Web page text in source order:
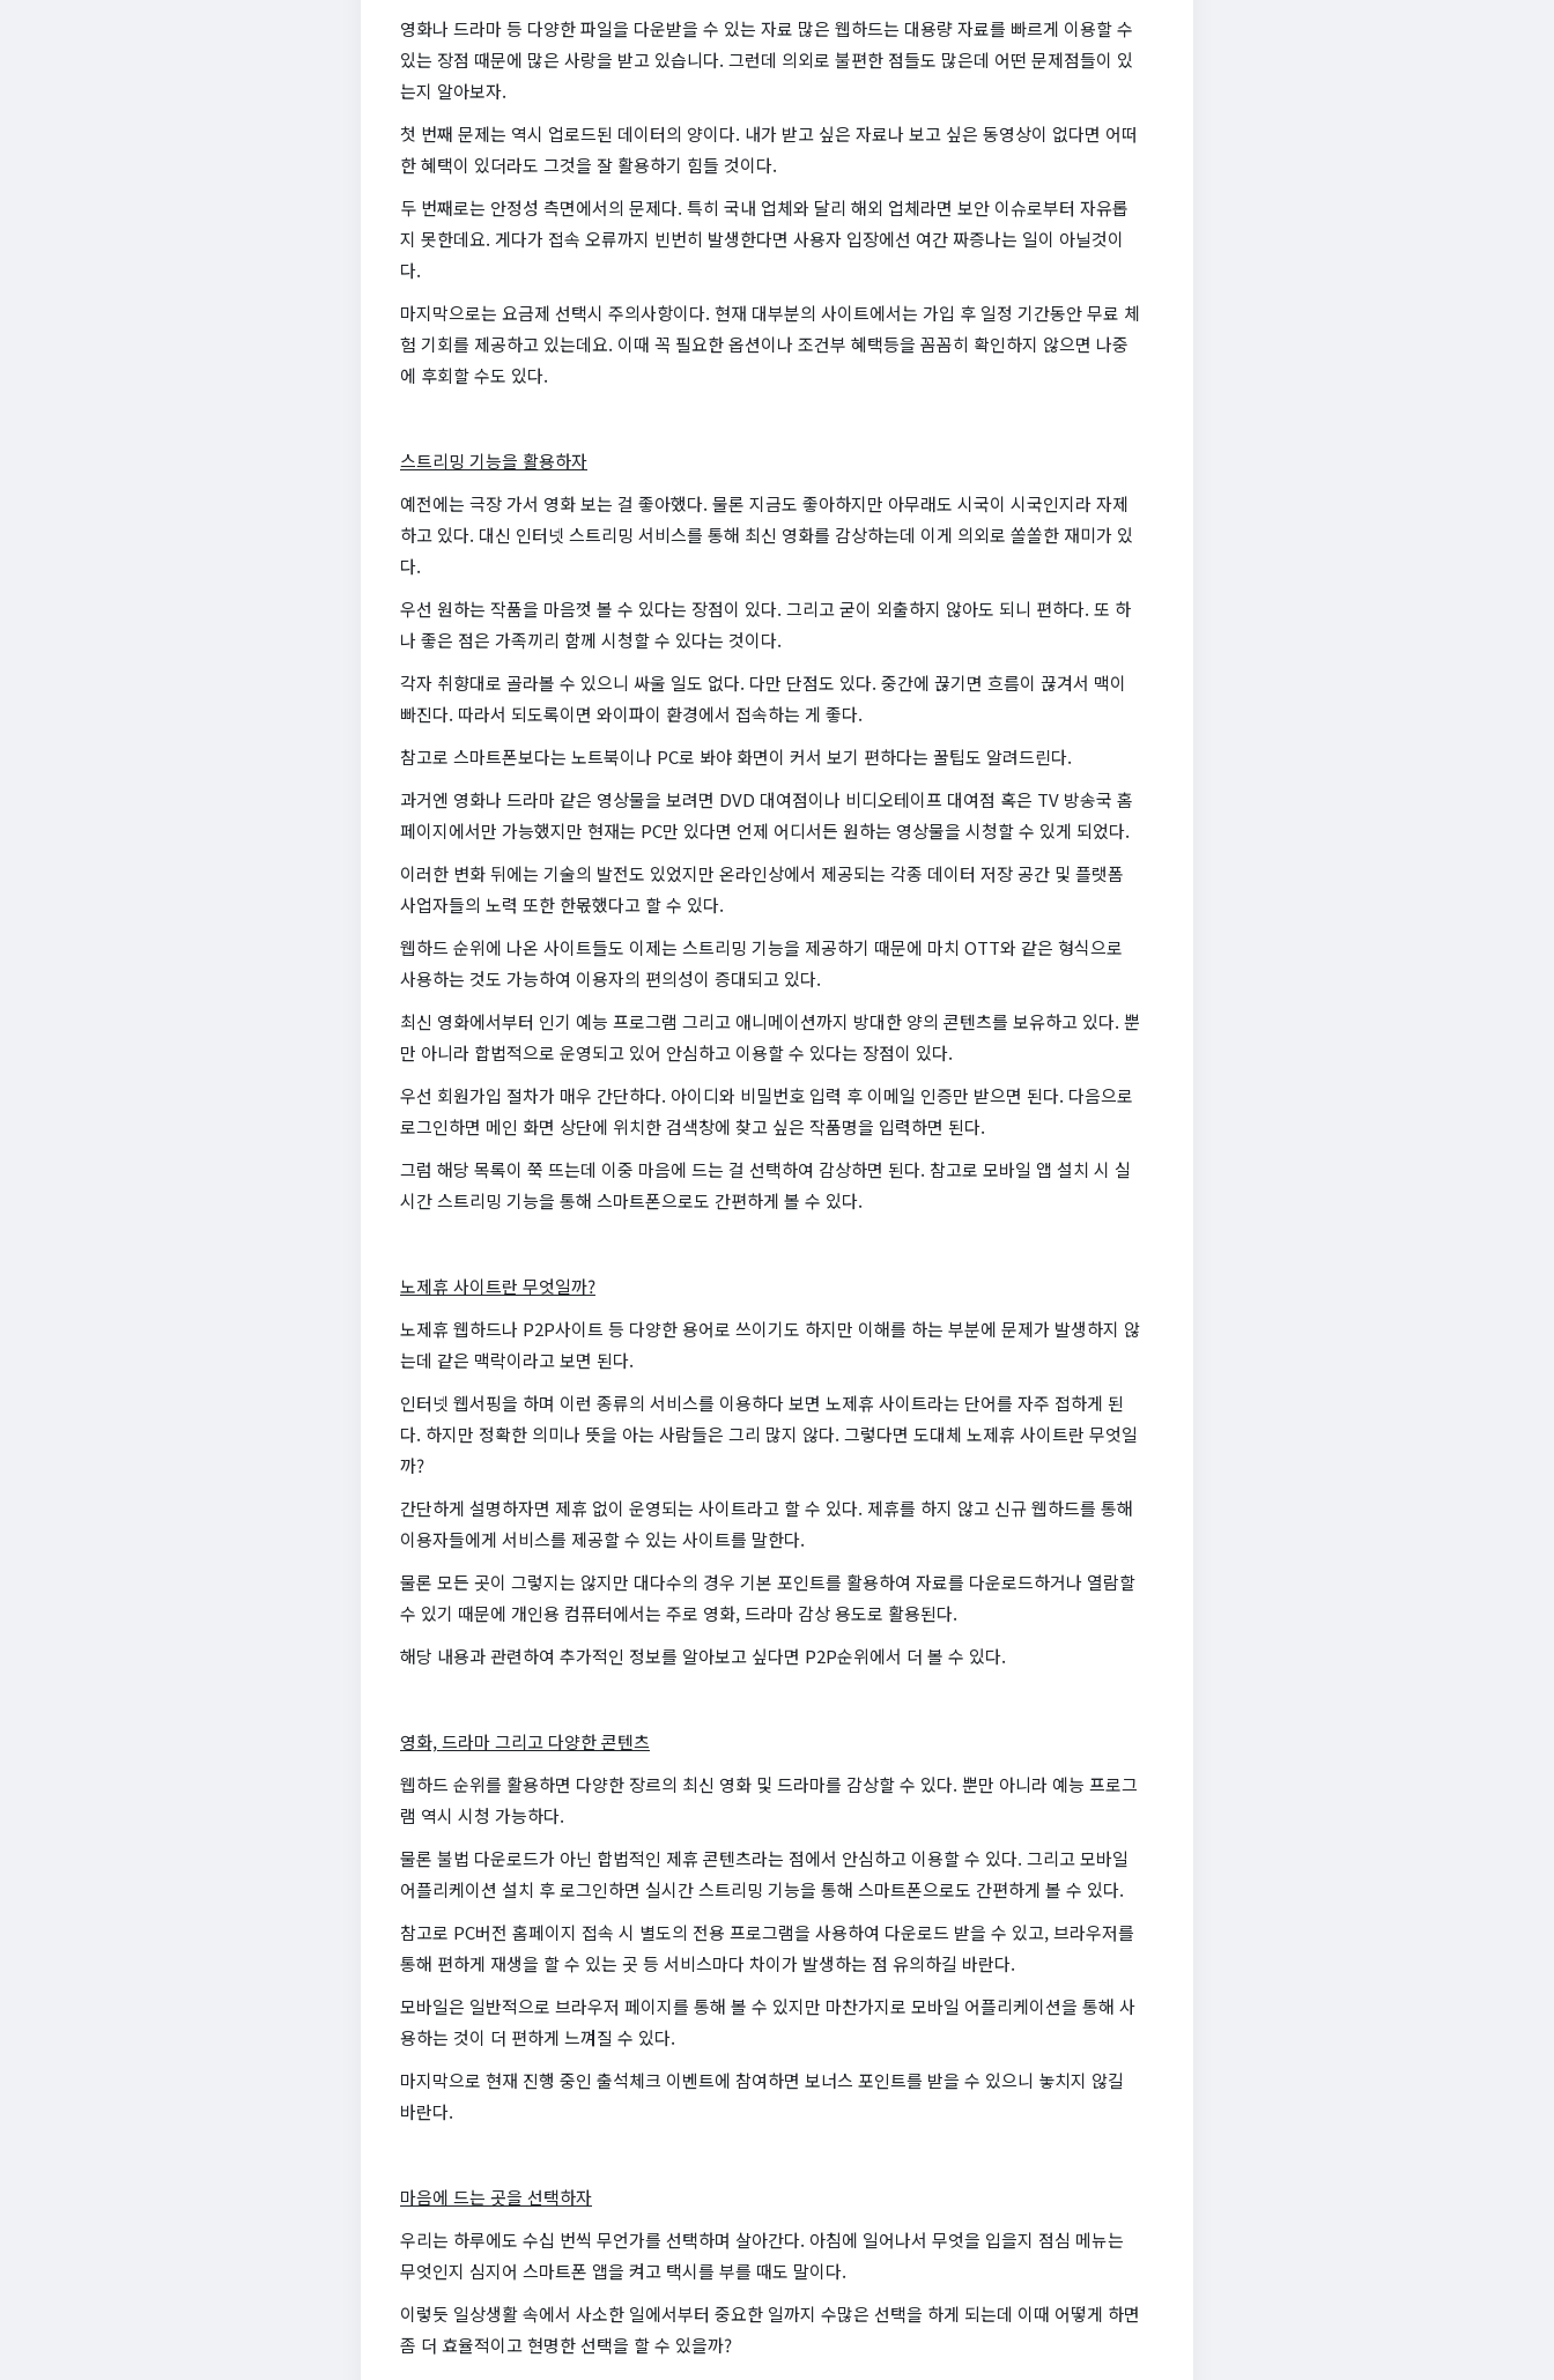
영화나 드라마 등 다양한 파일을 다운받을 수 있는 자료 많은 웹하드는 대용량 자료를 빠르게 이용할 수
있는 장점 때문에 많은 사랑을 받고 있습니다. 그런데 의외로 불편한 점들도 많은데 어떤 문제점들이 있
는지 알아보자.
첫 번째 문제는 역시 업로드된 데이터의 양이다. 내가 받고 싶은 자료나 보고 싶은 동영상이 없다면 어떠
한 혜택이 있더라도 그것을 잘 활용하기 힘들 것이다.
두 번째로는 안정성 측면에서의 문제다. 특히 국내 업체와 달리 해외 업체라면 보안 이슈로부터 자유롭
지 못한데요. 게다가 접속 오류까지 빈번히 발생한다면 사용자 입장에선 여간 짜증나는 일이 아닐것이
다.
마지막으로는 요금제 선택시 주의사항이다. 현재 대부분의 사이트에서는 가입 후 일정 기간동안 무료 체
험 기회를 제공하고 있는데요. 이때 꼭 필요한 옵션이나 조건부 혜택등을 꼼꼼히 확인하지 않으면 나중
에 후회할 수도 있다.
스트리밍 기능을 활용하자
예전에는 극장 가서 영화 보는 걸 좋아했다. 물론 지금도 좋아하지만 아무래도 시국이 시국인지라 자제
하고 있다. 대신 인터넷 스트리밍 서비스를 통해 최신 영화를 감상하는데 이게 의외로 쏠쏠한 재미가 있
다.
우선 원하는 작품을 마음껏 볼 수 있다는 장점이 있다. 그리고 굳이 외출하지 않아도 되니 편하다. 또 하
나 좋은 점은 가족끼리 함께 시청할 수 있다는 것이다.
각자 취향대로 골라볼 수 있으니 싸울 일도 없다. 다만 단점도 있다. 중간에 끊기면 흐름이 끊겨서 맥이
빠진다. 따라서 되도록이면 와이파이 환경에서 접속하는 게 좋다.
참고로 스마트폰보다는 노트북이나 PC로 봐야 화면이 커서 보기 편하다는 꿀팁도 알려드린다.
과거엔 영화나 드라마 같은 영상물을 보려면 DVD 대여점이나 비디오테이프 대여점 혹은 TV 방송국 홈
페이지에서만 가능했지만 현재는 PC만 있다면 언제 어디서든 원하는 영상물을 시청할 수 있게 되었다.
이러한 변화 뒤에는 기술의 발전도 있었지만 온라인상에서 제공되는 각종 데이터 저장 공간 및 플랫폼
사업자들의 노력 또한 한몫했다고 할 수 있다.
웹하드 순위에 나온 사이트들도 이제는 스트리밍 기능을 제공하기 때문에 마치 OTT와 같은 형식으로
사용하는 것도 가능하여 이용자의 편의성이 증대되고 있다.
최신 영화에서부터 인기 예능 프로그램 그리고 애니메이션까지 방대한 양의 콘텐츠를 보유하고 있다. 뿐
만 아니라 합법적으로 운영되고 있어 안심하고 이용할 수 있다는 장점이 있다.
우선 회원가입 절차가 매우 간단하다. 아이디와 비밀번호 입력 후 이메일 인증만 받으면 된다. 다음으로
로그인하면 메인 화면 상단에 위치한 검색창에 찾고 싶은 작품명을 입력하면 된다.
그럼 해당 목록이 쭉 뜨는데 이중 마음에 드는 걸 선택하여 감상하면 된다. 참고로 모바일 앱 설치 시 실
시간 스트리밍 기능을 통해 스마트폰으로도 간편하게 볼 수 있다.
노제휴 사이트란 무엇일까?
노제휴 웹하드나 P2P사이트 등 다양한 용어로 쓰이기도 하지만 이해를 하는 부분에 문제가 발생하지 않
는데 같은 맥락이라고 보면 된다.
인터넷 웹서핑을 하며 이런 종류의 서비스를 이용하다 보면 노제휴 사이트라는 단어를 자주 접하게 된
다. 하지만 정확한 의미나 뜻을 아는 사람들은 그리 많지 않다. 그렇다면 도대체 노제휴 사이트란 무엇일
까?
간단하게 설명하자면 제휴 없이 운영되는 사이트라고 할 수 있다. 제휴를 하지 않고 신규 웹하드를 통해
이용자들에게 서비스를 제공할 수 있는 사이트를 말한다.
물론 모든 곳이 그렇지는 않지만 대다수의 경우 기본 포인트를 활용하여 자료를 다운로드하거나 열람할
수 있기 때문에 개인용 컴퓨터에서는 주로 영화, 드라마 감상 용도로 활용된다.
해당 내용과 관련하여 추가적인 정보를 알아보고 싶다면 P2P순위에서 더 볼 수 있다.
영화, 드라마 그리고 다양한 콘텐츠
웹하드 순위를 활용하면 다양한 장르의 최신 영화 및 드라마를 감상할 수 있다. 뿐만 아니라 예능 프로그
램 역시 시청 가능하다.
물론 불법 다운로드가 아닌 합법적인 제휴 콘텐츠라는 점에서 안심하고 이용할 수 있다. 그리고 모바일
어플리케이션 설치 후 로그인하면 실시간 스트리밍 기능을 통해 스마트폰으로도 간편하게 볼 수 있다.
참고로 PC버전 홈페이지 접속 시 별도의 전용 프로그램을 사용하여 다운로드 받을 수 있고, 브라우저를
통해 편하게 재생을 할 수 있는 곳 등 서비스마다 차이가 발생하는 점 유의하길 바란다.
모바일은 일반적으로 브라우저 페이지를 통해 볼 수 있지만 마찬가지로 모바일 어플리케이션을 통해 사
용하는 것이 더 편하게 느껴질 수 있다.
마지막으로 현재 진행 중인 출석체크 이벤트에 참여하면 보너스 포인트를 받을 수 있으니 놓치지 않길
바란다.
마음에 드는 곳을 선택하자
우리는 하루에도 수십 번씩 무언가를 선택하며 살아간다. 아침에 일어나서 무엇을 입을지 점심 메뉴는
무엇인지 심지어 스마트폰 앱을 켜고 택시를 부를 때도 말이다.
이렇듯 일상생활 속에서 사소한 일에서부터 중요한 일까지 수많은 선택을 하게 되는데 이때 어떻게 하면
좀 더 효율적이고 현명한 선택을 할 수 있을까?